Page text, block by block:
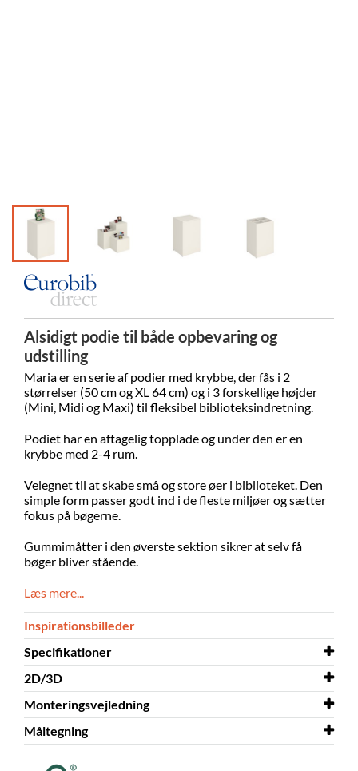
Alsidigt podie til både opbevaring og
udstilling
Maria er en serie af podier med krybbe, der fås i 2
størrelser (50 cm og XL 64 cm) og i 3 forskellige højder
(Mini, Midi og Maxi) til fleksibel biblioteksindretning.
Podiet har en aftagelig topplade og under den er en
krybbe med 2-4 rum.
Velegnet til at skabe små og store øer i biblioteket. Den
simple form passer godt ind i de fleste miljøer og sætter
fokus på bøgerne.
Gummimåtter i den øverste sektion sikrer at selv få
bøger bliver stående.
Læs mere...
Inspirationsbilleder
Specifikationer
Bredde
Dybde
Højde
Farve
2D/3D
2D/3D Maria Maxi 3D.dwg
Monteringsvejledning
Monteringsvejledning Maria Maxi
Måltegning
Måltegning